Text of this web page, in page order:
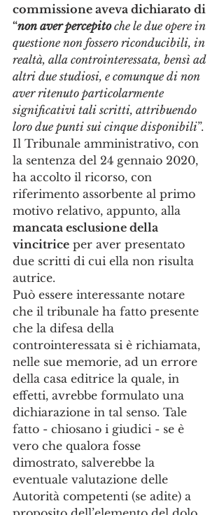
commissione aveva dichiarato di
“non aver percepito che le due opere in
questione non fossero riconducibili, in
realtà, alla controinteressata, bensì ad
altri due studiosi, e comunque di non
aver ritenuto particolarmente
significativi tali scritti, attribuendo
loro due punti sui cinque disponibili”.
Il Tribunale amministrativo, con
la sentenza del 24 gennaio 2020,
ha accolto il ricorso, con
riferimento assorbente al primo
motivo relativo, appunto, alla
mancata esclusione della
vincitrice per aver presentato
due scritti di cui ella non risulta
autrice.
Può essere interessante notare
che il tribunale ha fatto presente
che la difesa della
controinteressata si è richiamata,
nelle sue memorie, ad un errore
della casa editrice la quale, in
effetti, avrebbe formulato una
dichiarazione in tal senso. Tale
fatto - chiosano i giudici - se è
vero che qualora fosse
dimostrato, salverebbe la
eventuale valutazione delle
Autorità competenti (se adite) a